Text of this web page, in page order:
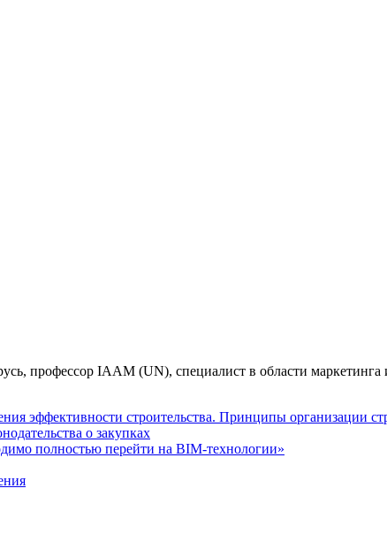
профессор IAAM (UN), специалист в области маркетинга
эффективности строительства. Принципы организации
о закупках
полностью перейти на BIM-технологии»